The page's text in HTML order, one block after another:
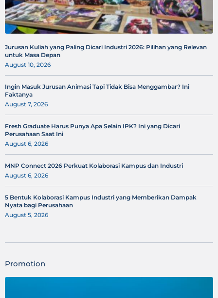
Jurusan Kuliah yang Paling Dicari Industri 2026: Pilihan yang Relevan
untuk Masa Depan
August 10, 2026
Ingin Masuk Jurusan Animasi Tapi Tidak Bisa Menggambar? Ini
Faktanya
August 7, 2026
Fresh Graduate Harus Punya Apa Selain IPK? Ini yang Dicari
Perusahaan Saat Ini
August 6, 2026
MNP Connect 2026 Perkuat Kolaborasi Kampus dan Industri
August 6, 2026
5 Bentuk Kolaborasi Kampus Industri yang Memberikan Dampak
Nyata bagi Perusahaan
August 5, 2026
Promotion